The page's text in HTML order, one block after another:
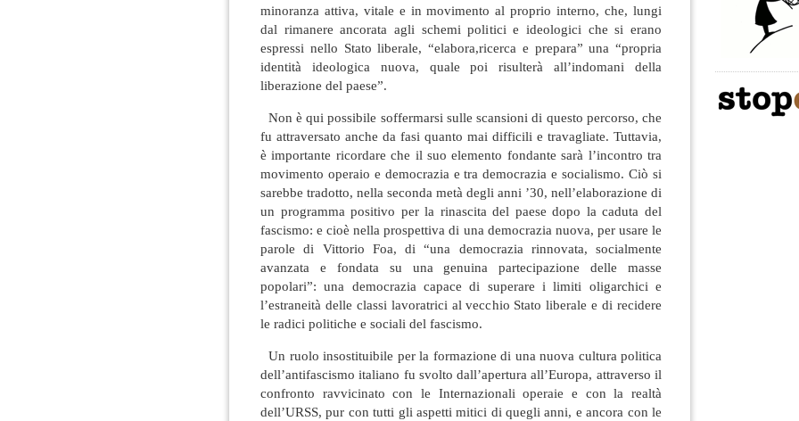
minoranza attiva, vitale e in movimento al proprio interno, che, lungi
dal rimanere ancorata agli schemi politici e ideologici che si erano
espressi nello Stato liberale, “elabora,ricerca e prepara” una “propria
identità ideologica nuova, quale poi risulterà all’indomani della
liberazione del paese”.
Non è qui possibile soffermarsi sulle scansioni di questo percorso, che
fu attraversato anche da fasi quanto mai difficili e travagliate. Tuttavia,
è importante ricordare che il suo elemento fondante sarà l’incontro tra
movimento operaio e democrazia e tra democrazia e socialismo. Ciò si
sarebbe tradotto, nella seconda metà degli anni ’30, nell’elaborazione di
un programma positivo per la rinascita del paese dopo la caduta del
fascismo: e cioè nella prospettiva di una democrazia nuova, per usare le
parole di Vittorio Foa, di “una democrazia rinnovata, socialmente
avanzata e fondata su una genuina partecipazione delle masse
popolari”: una democrazia capace di superare i limiti oligarchici e
l’estraneità delle classi lavoratrici al vecchio Stato liberale e di recidere
le radici politiche e sociali del fascismo.
Un ruolo insostituibile per la formazione di una nuova cultura politica
dell’antifascismo italiano fu svolto dall’apertura all’Europa, attraverso il
confronto ravvicinato con le Internazionali operaie e con la realtà
dell’URSS, pur con tutti gli aspetti mitici di quegli anni, e ancora con le